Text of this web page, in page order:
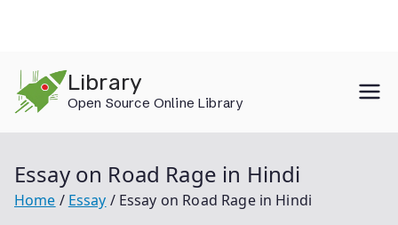
content
Library
Open Source Online Library
Essay on Road Rage in Hindi
Home Essay Essay on Road Rage in Hindi